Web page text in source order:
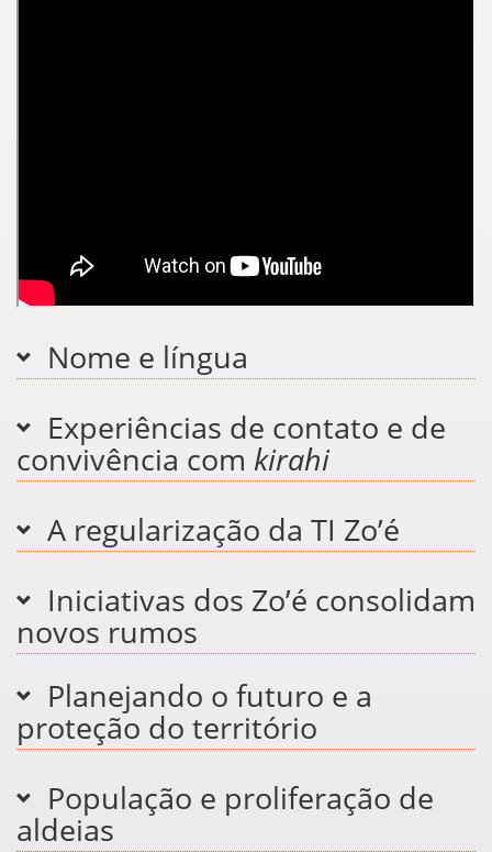
Nome e língua
Experiências de contato e de
convivência com kirahi
A regularização da TI Zo’é
Iniciativas dos Zo’é consolidam
novos rumos
Planejando o futuro e a
proteção do território
População e proliferação de
aldeias